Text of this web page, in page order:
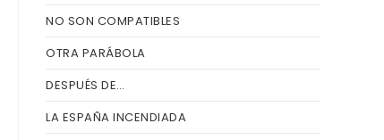
NO SON COMPATIBLES
OTRA PARÁBOLA
DESPUÉS DE…
LA ESPAÑA INCENDIADA